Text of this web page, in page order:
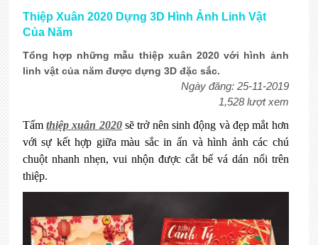
Thiệp Xuân 2020 Dựng 3D Hình Ảnh Linh Vật
Của Năm
Tổng hợp những mẫu thiệp xuân 2020 với hình ảnh
linh vật của năm được dựng 3D đặc sắc.
Ngày đăng: 25-11-2019
1,528 lượt xem
Tấmthiệp xuân 2020sẽ trở nên sinh động và đẹp mắt hơn
với sự kết hợp giữa màu sắc in ấn và hình ảnh các chú
chuột nhanh nhẹn, vui nhộn được cắt bế vá dán nổi trên
thiệp.